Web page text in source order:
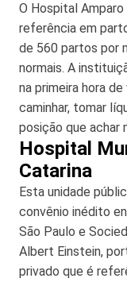
O Hospital
referência em
de 560 partos por
normais. A
na primeira hora
caminhar, tomar
posição que achar
Hospital
Catarina
Esta unidade
convênio inédito
São Paulo e
Albert Einstein,
privado que é